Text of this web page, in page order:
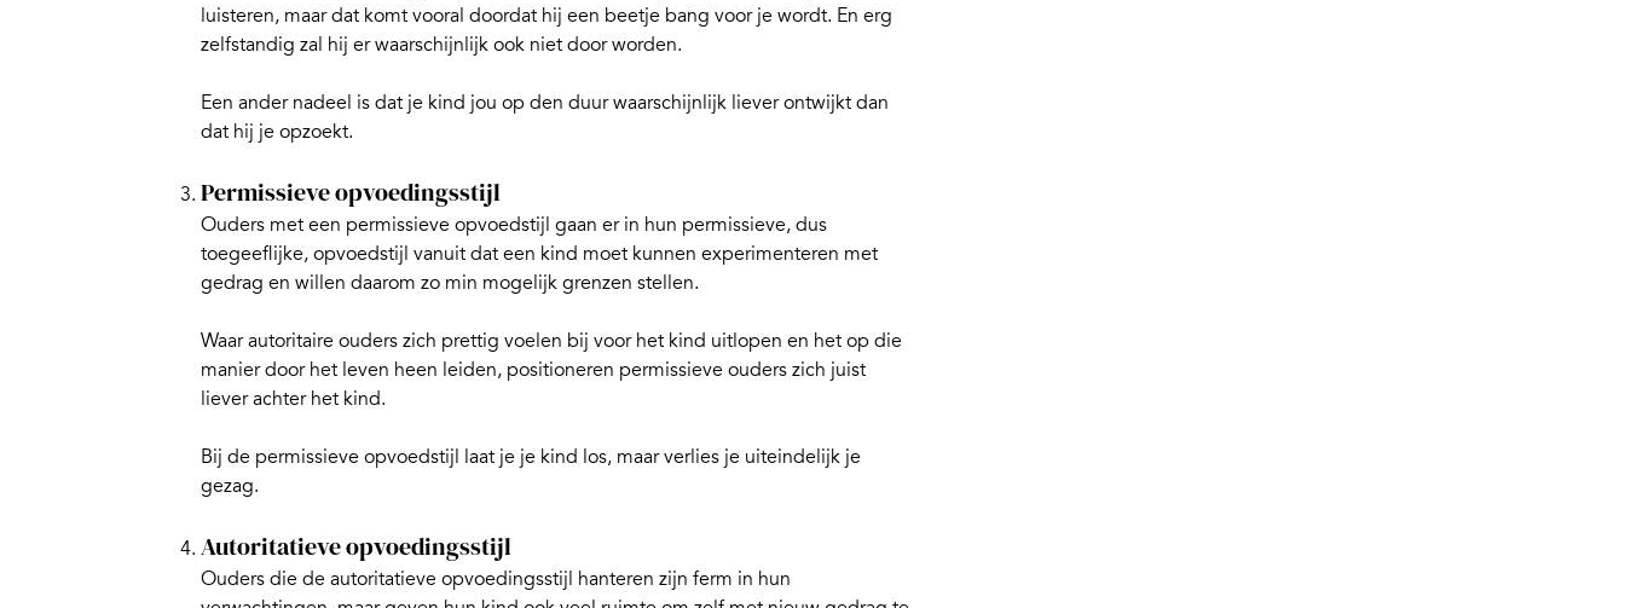
luisteren, maar dat komt vooral doordat hij een beetje bang voor je wordt. En erg
zelfstandig zal hij er waarschijnlijk ook niet door worden.
Een ander nadeel is dat je kind jou op den duur waarschijnlijk liever ontwijkt dan
dat hij je opzoekt.
Permissieve opvoedingsstijl
Ouders met een permissieve opvoedstijl gaan er in hun permissieve, dus
toegeeflijke, opvoedstijl vanuit dat een kind moet kunnen experimenteren met
gedrag en willen daarom zo min mogelijk grenzen stellen.
Waar autoritaire ouders zich prettig voelen bij voor het kind uitlopen en het op die
manier door het leven heen leiden, positioneren permissieve ouders zich juist
liever achter het kind.
Bij de permissieve opvoedstijl laat je je kind los, maar verlies je uiteindelijk je
gezag.
Autoritatieve opvoedingsstijl
Ouders die de autoritatieve opvoedingsstijl hanteren zijn ferm in hun